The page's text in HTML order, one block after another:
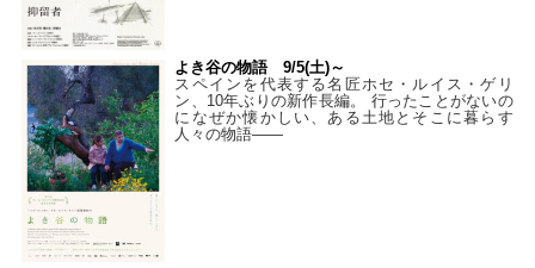
よき谷の物語 9/5(土)～
スペインを代表する名匠ホセ・ルイス・ゲリ
ン、10年ぶりの新作長編。 行ったことがないの
になぜか懐かしい、ある土地とそこに暮らす
人々の物語――